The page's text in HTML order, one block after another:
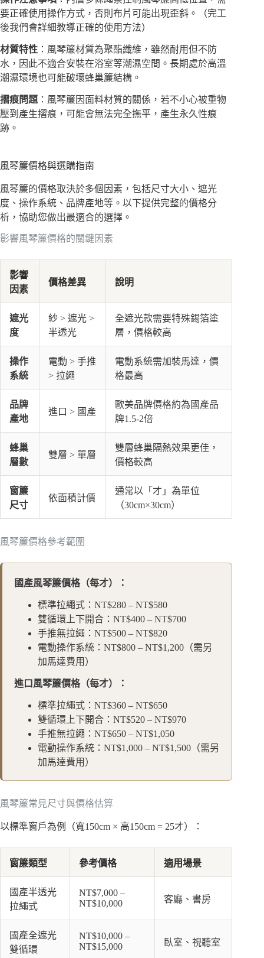
要正確使用操作方式，否則布片可能出現歪斜。（完工
後我們會詳細教導正確的使用方法）
材質特性 ：風琴簾材質為聚酯纖維，雖然耐用但不防
水，因此不適合安裝在浴室等潮濕空間。長期處於高溫
潮濕環境也可能破壞蜂巢簾結構。
摺痕問題 ：風琴簾因面料材質的關係，若不小心被重物
壓到產生摺痕，可能會無法完全撫平，產生永久性痕
跡。
風琴簾價格與選購指南
風琴簾的價格取決於多個因素，包括尺寸大小、遮光
度、操作系統、品牌產地等。以下提供完整的價格分
析，協助您做出最適合的選擇。
影響風琴簾價格的關鍵因素
影響
因素
價格差異 說明
遮光
度
紗 > 遮光 >
半透光
全遮光款需要特殊錫箔塗
層，價格較高
操作
系統
電動 > 手推
> 拉繩
電動系統需加裝馬達，價
格最高
品牌
產地
進口 > 國產
歐美品牌價格約為國產品
牌1.5-2倍
蜂巢
層數
雙層 > 單層
雙層蜂巢隔熱效果更佳，
價格較高
窗簾
尺寸
依面積計價
通常以「才」為單位
（30cm×30cm）
風琴簾價格參考範圍
國產風琴簾價格（每才）：
標準拉繩式：NT$280 – NT$580
雙循環上下開合：NT$400 – NT$700
手推無拉繩：NT$500 – NT$820
電動操作系統：NT$800 – NT$1,200（需另
加馬達費用）
進口風琴簾價格（每才）：
標準拉繩式：NT$360 – NT$650
雙循環上下開合：NT$520 – NT$970
手推無拉繩：NT$650 – NT$1,050
電動操作系統：NT$1,000 – NT$1,500（需另
加馬達費用）
風琴簾常見尺寸與價格估算
以標準窗戶為例（寬150cm × 高150cm = 25才）：
窗簾類型 參考價格 適用場景
國產半透光
拉繩式
NT$7,000 –
NT$10,000
客廳、書房
國產全遮光
雙循環
NT$10,000 –
NT$15,000
臥室、視聽室